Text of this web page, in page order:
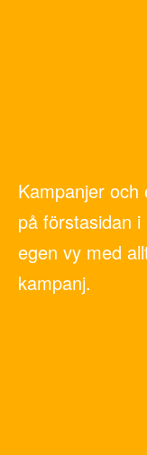
Kampanjer
på förstasidan
egen vy med
kampanj.